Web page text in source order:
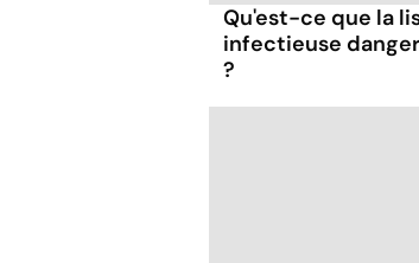
Qu'est-ce que la
infectieuse
?